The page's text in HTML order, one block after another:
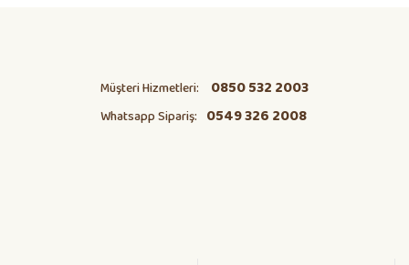
Müşteri Hizmetleri: 0850 532 2003
Whatsapp Sipariş: 0549 326 2008